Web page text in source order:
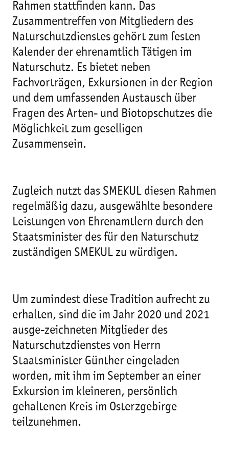
Rahmen stattfinden kann. Das
Zusammentreffen von Mitgliedern des
Naturschutzdienstes gehört zum festen
Kalender der ehrenamtlich Tätigen im
Naturschutz. Es bietet neben
Fachvorträgen, Exkursionen in der Region
und dem umfassenden Austausch über
Fragen des Arten- und Biotopschutzes die
Möglichkeit zum geselligen
Zusammensein.
Zugleich nutzt das SMEKUL diesen Rahmen
regelmäßig dazu, ausgewählte besondere
Leistungen von Ehrenamtlern durch den
Staatsminister des für den Naturschutz
zuständigen SMEKUL zu würdigen.
Um zumindest diese Tradition aufrecht zu
erhalten, sind die im Jahr 2020 und 2021
ausge-zeichneten Mitglieder des
Naturschutzdienstes von Herrn
Staatsminister Günther eingeladen
worden, mit ihm im September an einer
Exkursion im kleineren, persönlich
gehaltenen Kreis im Osterzgebirge
teilzunehmen.